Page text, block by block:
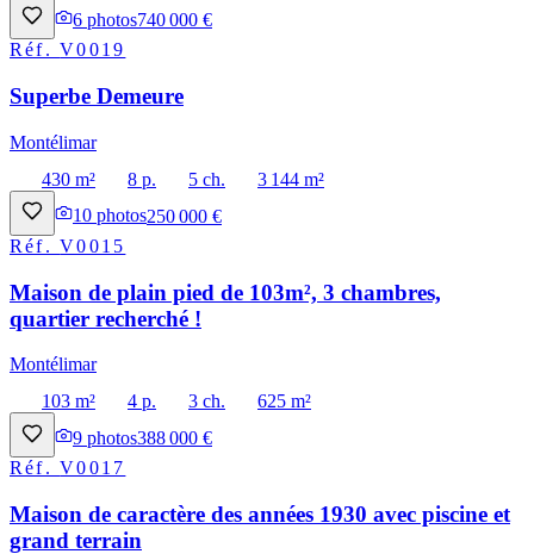
6 photos740 000 €
Réf.V0019
Superbe Demeure
Montélimar
430 m²
8 p. 5 ch.
3 144 m²
10 photos250 000 €
Réf.V0015
Maison de plain pied de 103m², 3 chambres,
quartier recherché !
Montélimar
103 m²
4 p. 3 ch.
625 m²
9 photos388 000 €
Réf.V0017
Maison de caractère des années 1930 avec piscine et
grand terrain